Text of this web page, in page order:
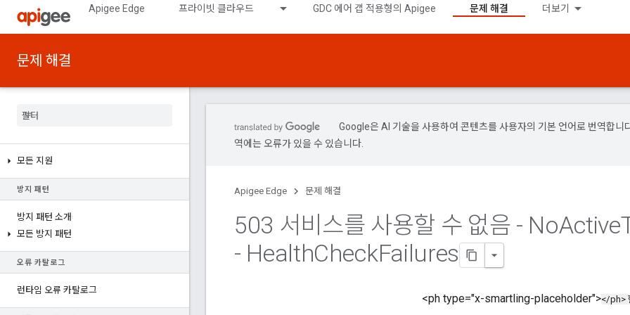
Apigee Edge 프라이빗 클라우드 GDC 에어 갭 적용형의 Apigee 문제 해결 더보기
문제 해결
모든 지원
방지 패턴
방지 패턴 소개
모든 방지 패턴
오류 카탈로그
런타임 오류 카탈로그
Google은 AI 기술을 사용하여 콘텐츠를 사용자의 기본 언어로 번역합니
역에는 오류가 있을 수 있습니다.
Apigee Edge 문제 해결
503 서비스를 사용할 수 없음 - NoActive
- HealthCheckFailures
<ph type="x-smartling-placeholder"></ph>